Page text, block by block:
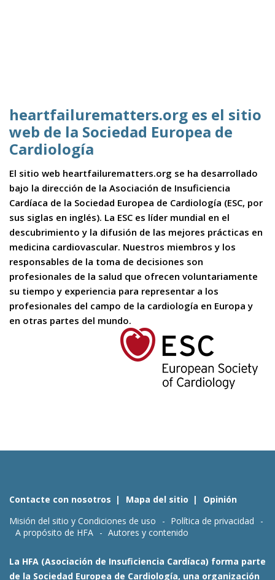
heartfailurematters.org es el sitio
web de la Sociedad Europea de
Cardiología
El sitio web heartfailurematters.org se ha desarrollado
bajo la dirección de la Asociación de Insuficiencia
Cardíaca de la Sociedad Europea de Cardiología (ESC, por
sus siglas en inglés). La ESC es líder mundial en el
descubrimiento y la difusión de las mejores prácticas en
medicina cardiovascular. Nuestros miembros y los
responsables de la toma de decisiones son
profesionales de la salud que ofrecen voluntariamente
su tiempo y experiencia para representar a los
profesionales del campo de la cardiología en Europa y
en otras partes del mundo.
Contacte con nosotros Mapa del sitio
Opinión
Misión del sitio y Condiciones de uso
Política de privacidad
A propósito de HFA
Autores y contenido
La HFA (Asociación de Insuficiencia Cardíaca) forma parte
de la Sociedad Europea de Cardiología, una organización